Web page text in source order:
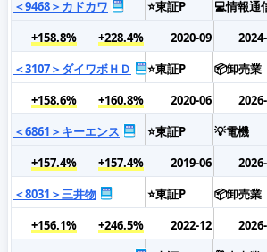
＜9468＞カドカワ
⭐東証P 💻情報通
+158.8%
+228.4% 2020-09
＜3107＞ダイワボＨＤ
⭐東証P 📦卸売業
+158.6%
+160.8% 2020-06
＜6861＞キーエンス
⭐東証P 💡電機
+157.4%
+157.4% 2019-06
＜8031＞三井物
⭐東証P 📦卸売業
+156.1%
+246.5% 2022-12